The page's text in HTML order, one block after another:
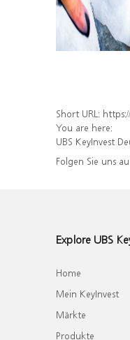
Short URL: https://
You are here:
UBS KeyInvest
Folgen Sie uns
Explore UBS
Home
Mein KeyInvest
Märkte
Produkte